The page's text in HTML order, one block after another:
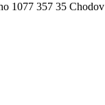
1077 357 35 Chodov